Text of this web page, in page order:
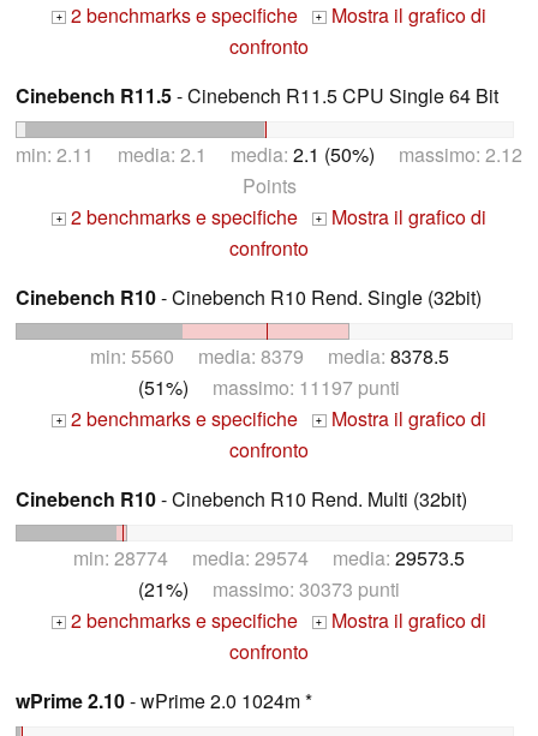
+ 2 benchmarks e specifiche + Mostra il grafico di
confronto
Cinebench R11.5- Cinebench R11.5 CPU Single 64 Bit
min: 2.11 media: 2.1 media: 2.1 (50%) massimo: 2.12
Points
+ 2 benchmarks e specifiche + Mostra il grafico di
confronto
Cinebench R10- Cinebench R10 Rend. Single (32bit)
min: 5560 media: 8379 media: 8378.5
(51%) massimo: 11197 punti
+ 2 benchmarks e specifiche + Mostra il grafico di
confronto
Cinebench R10- Cinebench R10 Rend. Multi (32bit)
min: 28774 media: 29574 media: 29573.5
(21%) massimo: 30373 punti
+ 2 benchmarks e specifiche + Mostra il grafico di
confronto
wPrime 2.10- wPrime 2.0 1024m *